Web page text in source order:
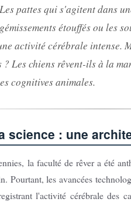
pattes qui s'agitent dans
étouffés ou les
activité cérébrale intense.
Les chiens rêvent-ils à la
cognitives animales.
science : une
la faculté de rêver a été
Pourtant, les avancées
l'activité cérébrale des